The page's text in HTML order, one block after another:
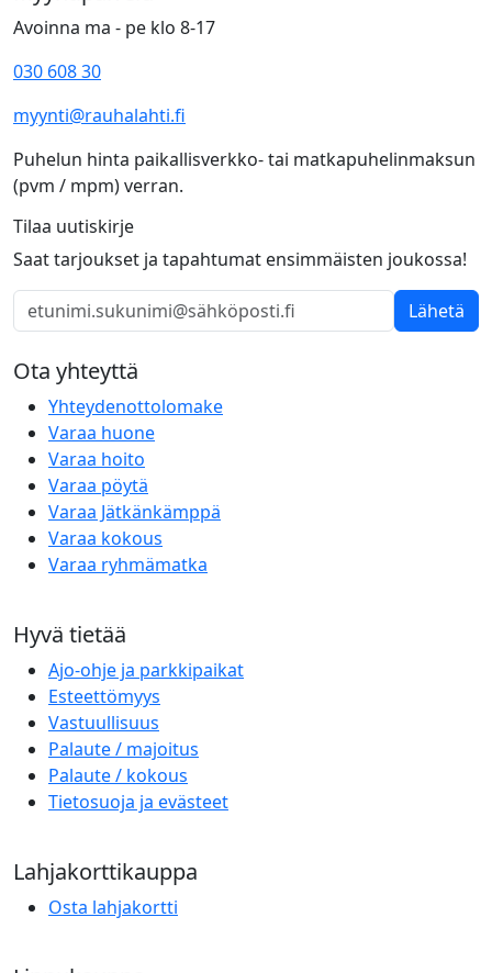
Avoinna ma - pe klo 8-17
030 608 30
myynti@rauhalahti.fi
Puhelun hinta paikallisverkko- tai matkapuhelinmaksun
(pvm / mpm) verran.
Tilaa uutiskirje
Saat tarjoukset ja tapahtumat ensimmäisten joukossa!
Lähetä
Ota yhteyttä
Yhteydenottolomake
Varaa huone
Varaa hoito
Varaa pöytä
Varaa Jätkänkämppä
Varaa kokous
Varaa ryhmämatka
Hyvä tietää
Ajo-ohje ja parkkipaikat
Esteettömyys
Vastuullisuus
Palaute / majoitus
Palaute / kokous
Tietosuoja ja evästeet
Lahjakorttikauppa
Osta lahjakortti